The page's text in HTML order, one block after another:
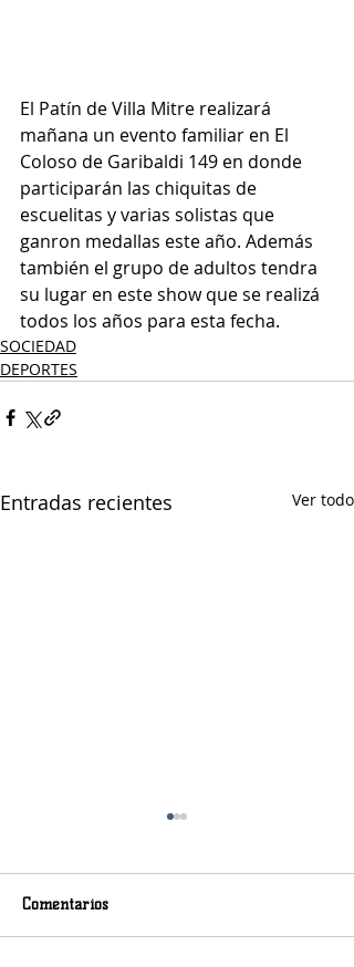
El Patín de Villa Mitre realizará
mañana un evento familiar en El
Coloso de Garibaldi 149 en donde
participarán las chiquitas de
escuelitas y varias solistas que
ganron medallas este año. Además
también el grupo de adultos tendra
su lugar en este show que se realizá
todos los años para esta fecha.
SOCIEDAD
DEPORTES
Entradas recientes Ver todo
Comentarios